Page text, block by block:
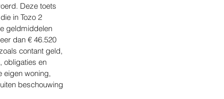
Deze toets
in Tozo 2
geldmiddelen
dan € 46.520
contant geld,
obligaties en
eigen woning,
beschouwing